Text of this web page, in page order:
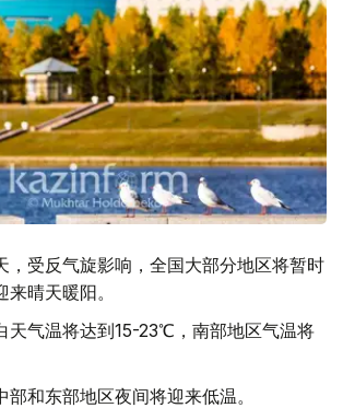
，受反气旋影响，全国大部分地区将暂时
晴天暖阳。
天气温将达到15-23℃，南部地区气温将
和东部地区夜间将迎来低温。